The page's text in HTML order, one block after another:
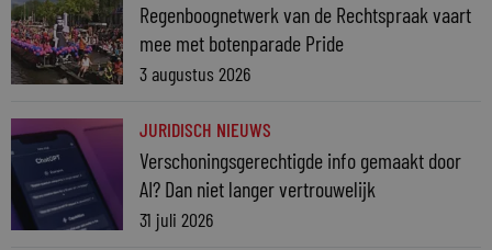
Regenboognetwerk van de Rechtspraak vaart
mee met botenparade Pride
3 augustus 2026
JURIDISCH NIEUWS
Verschoningsgerechtigde info gemaakt door
AI? Dan niet langer vertrouwelijk
31 juli 2026